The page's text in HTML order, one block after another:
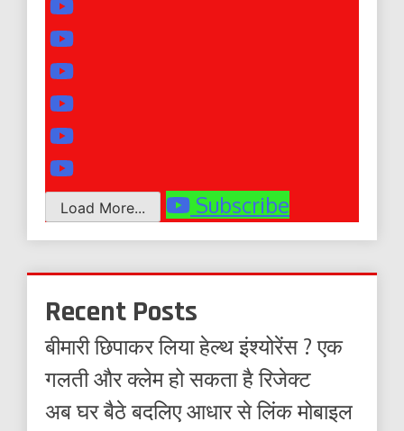
Load More... Subscribe
Recent Posts
बीमारी छिपाकर लिया हेल्थ इंश्योरेंस ? एक
गलती और क्लेम हो सकता है रिजेक्ट
अब घर बैठे बदलिए आधार से लिंक मोबाइल